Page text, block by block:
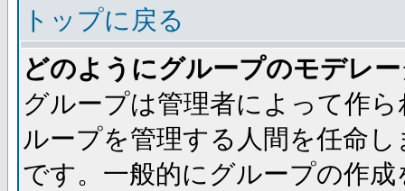
トップに戻る
どのようにグループのモデレ
グループは管理者によって作
ループを管理する人間を任命
です。一般的にグループの作